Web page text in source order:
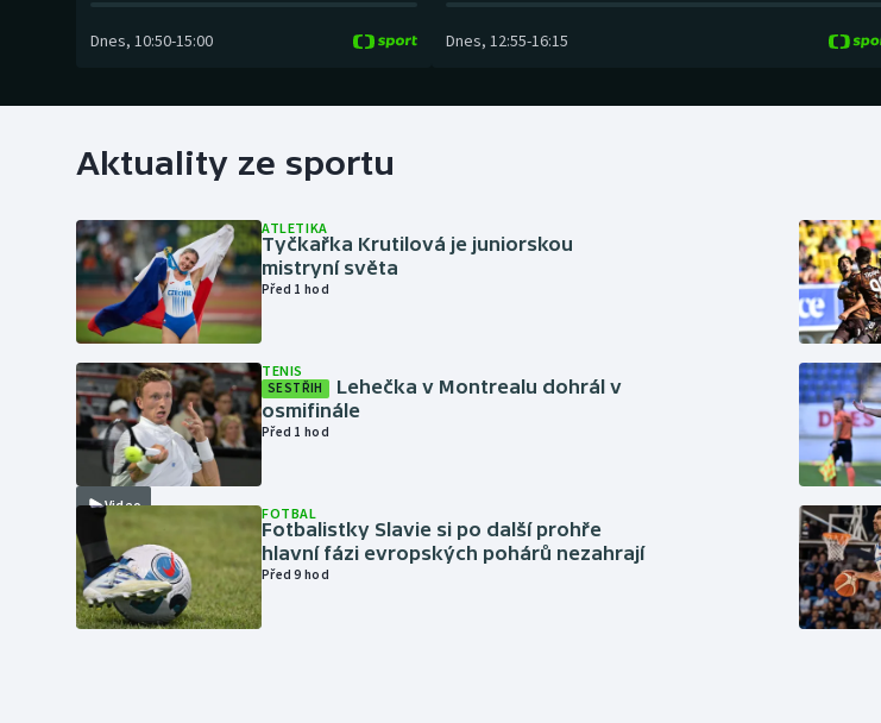
Dnes, 10:50-15:00 Dnes, 12:55-16:15
Aktuality ze sportu
ATLETIKA
Tyčkařka Krutilová je juniorskou
mistryní světa
Před 1 hod
Video
TENIS
SESTŘIH
Lehečka v Montrealu dohrál v
osmifinále
Před 1 hod
FOTBAL
Fotbalistky Slavie si po další prohře
hlavní fázi evropských pohárů nezahrají
Před 9 hod